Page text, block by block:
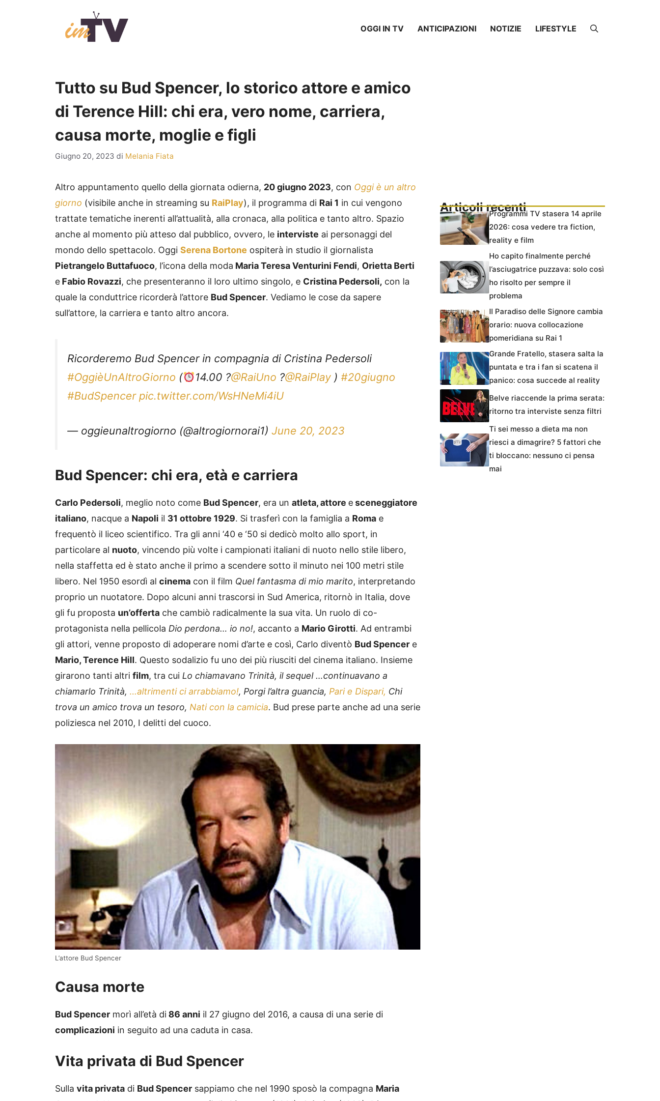
OGGI IN TV ANTICIPAZIONI NOTIZIE LIFESTYLE
Tutto su Bud Spencer, lo storico attore e amico
di Terence Hill: chi era, vero nome, carriera,
causa morte, moglie e figli
Giugno 20, 2023 di Melania Fiata
Altro appuntamento quello della giornata odierna, 20 giugno 2023, con Oggi è un altro
giorno (visibile anche in streaming su RaiPlay), il programma di Rai 1 in cui vengono
trattate tematiche inerenti all’attualità, alla cronaca, alla politica e tanto altro. Spazio
anche al momento più atteso dal pubblico, ovvero, le interviste ai personaggi del
mondo dello spettacolo. Oggi Serena Bortone ospiterà in studio il giornalista
Pietrangelo Buttafuoco, l’icona della moda Maria Teresa Venturini Fendi, Orietta Berti
e Fabio Rovazzi, che presenteranno il loro ultimo singolo, e Cristina Pedersoli, con la
quale la conduttrice ricorderà l’attore Bud Spencer. Vediamo le cose da sapere
sull’attore, la carriera e tanto altro ancora.
Ricorderemo Bud Spencer in compagnia di Cristina Pedersoli
#OggièUnAltroGiorno ( 14.00 ?@RaiUno ?@RaiPlay) #20giugno
#BudSpencer pic.twitter.com/WsHNeMi4iU
— oggieunaltrogiorno (@altrogiornorai1) June 20, 2023
Bud Spencer: chi era, età e carriera
Carlo Pedersoli, meglio noto come Bud Spencer, era un atleta, attore esceneggiatore
italiano, nacque a Napoli il 31 ottobre 1929. Si trasferì con la famiglia a Roma e
frequentò il liceo scientifico. Tra gli anni ‘40 e ‘50 si dedicò molto allo sport, in
particolare al nuoto, vincendo più volte i campionati italiani di nuoto nello stile libero,
nella staffetta ed è stato anche il primo a scendere sotto il minuto nei 100 metri stile
libero. Nel 1950 esordì al cinema con il film Quel fantasma di mio marito, interpretando
proprio un nuotatore. Dopo alcuni anni trascorsi in Sud America, ritornò in Italia, dove
gli fu proposta un’offerta che cambiò radicalmente la sua vita. Un ruolo di co-
protagonista nella pellicola Dio perdona… io no!, accanto a Mario Girotti. Ad entrambi
gli attori, venne proposto di adoperare nomi d’arte e così, Carlo diventò Bud Spencer e
Mario, Terence Hill. Questo sodalizio fu uno dei più riusciti del cinema italiano. Insieme
girarono tanti altri film, tra cui Lo chiamavano Trinità, il sequel …continuavano a
chiamarlo Trinità, …altrimenti ci arrabbiamo!, Porgi l’altra guancia, Pari e Dispari, Chi
trova un amico trova un tesoro, Nati con la camicia. Bud prese parte anche ad una serie
poliziesca nel 2010, I delitti del cuoco.
L’attore Bud Spencer
Causa morte
Bud Spencer morì all’età di 86 anni il 27 giugno del 2016, a causa di una serie di
complicazioni in seguito ad una caduta in casa.
Vita privata di Bud Spencer
Sulla vita privata di Bud Spencer sappiamo che nel 1990 sposò la compagna Maria
Articoli recentiProgrammi TV stasera 14 aprile
2026: cosa vedere tra fiction,
reality e film
Ho capito finalmente perché
l’asciugatrice puzzava: solo così
ho risolto per sempre il
problema
Il Paradiso delle Signore cambia
orario: nuova collocazione
pomeridiana su Rai 1
Grande Fratello, stasera salta la
puntata e tra i fan si scatena il
panico: cosa succede al reality
Belve riaccende la prima serata:
ritorno tra interviste senza filtri
Ti sei messo a dieta ma non
riesci a dimagrire? 5 fattori che
ti bloccano: nessuno ci pensa
mai